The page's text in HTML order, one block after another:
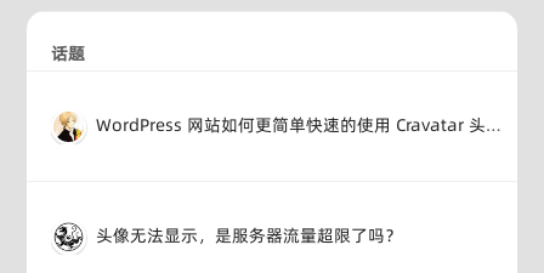
话题
WordPress 网站如何更简单快速的使用 Cravatar 头像服务?
头像无法显示，是服务器流量超限了吗？